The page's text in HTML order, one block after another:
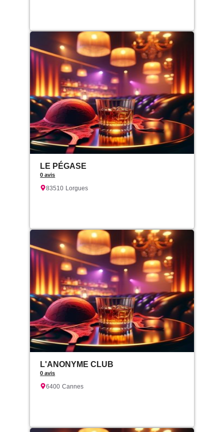
LE PÉGASE
0 avis
83510 Lorgues
L'ANONYME CLUB
0 avis
6400 Cannes